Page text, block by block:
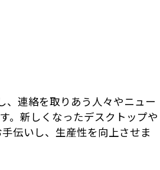
、連絡を取りあう人々やニュー
。新しくなったデスクトップや
伝いし、生産性を向上させま